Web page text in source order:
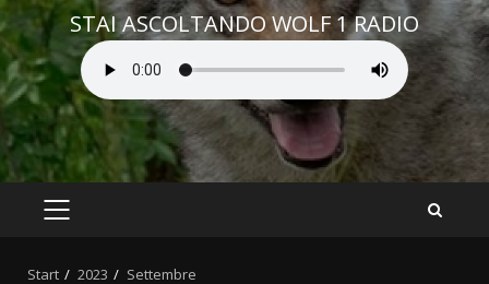
STAI ASCOLTANDO WOLF 1 RADIO
PRIMÄRES
Start 2023 Settembre